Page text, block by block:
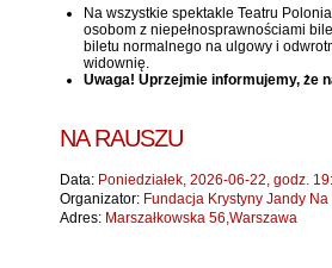
Na wszystkie spektakle Teatru
osobom z niepełnosprawnościami
biletu normalnego na ulgowy i
widownię.
Uwaga! Uprzejmie informujemy, że
NA RAUSZU
Data: Poniedziałek, 2026-06-22, godz.
Organizator: Fundacja Krystyny Jandy
Adres: Marszałkowska 56,Warszawa